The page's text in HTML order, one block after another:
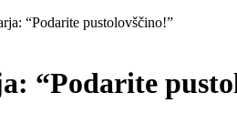
“Podarite pustolovščino!”
“Podarite